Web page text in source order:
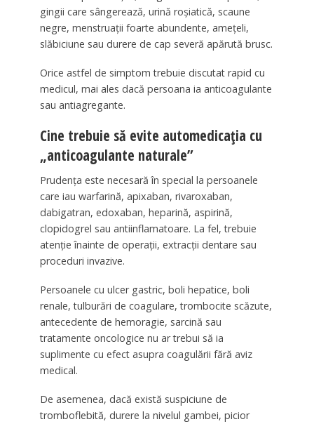
gingii care sângerează, urină roșiatică, scaune
negre, menstruații foarte abundente, amețeli,
slăbiciune sau durere de cap severă apărută brusc.
Orice astfel de simptom trebuie discutat rapid cu
medicul, mai ales dacă persoana ia anticoagulante
sau antiagregante.
Cine trebuie să evite automedicația cu
„anticoagulante naturale”
Prudența este necesară în special la persoanele
care iau warfarină, apixaban, rivaroxaban,
dabigatran, edoxaban, heparină, aspirină,
clopidogrel sau antiinflamatoare. La fel, trebuie
atenție înainte de operații, extracții dentare sau
proceduri invazive.
Persoanele cu ulcer gastric, boli hepatice, boli
renale, tulburări de coagulare, trombocite scăzute,
antecedente de hemoragie, sarcină sau
tratamente oncologice nu ar trebui să ia
suplimente cu efect asupra coagulării fără aviz
medical.
De asemenea, dacă există suspiciune de
tromboflebită, durere la nivelul gambei, picior